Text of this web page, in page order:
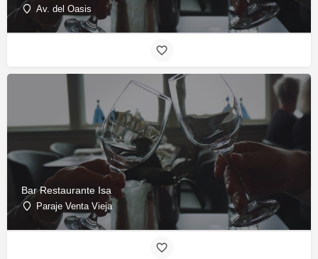
Av. del Oasis
Bar Restaurante Isa
Paraje Venta Vieja